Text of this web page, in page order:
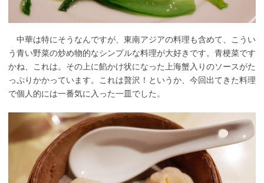
中華は特にそうなんですが、東南アジアの料理も含めて、こうい
う青い野菜の炒め物的なシンプルな料理が大好きです。青梗菜です
かね、これは。その上に餡かけ状になった上海蟹入りのソースがた
っぷりかかっています。これは贅沢！というか、今回出てきた料理
で個人的には一番気に入った一皿でした。